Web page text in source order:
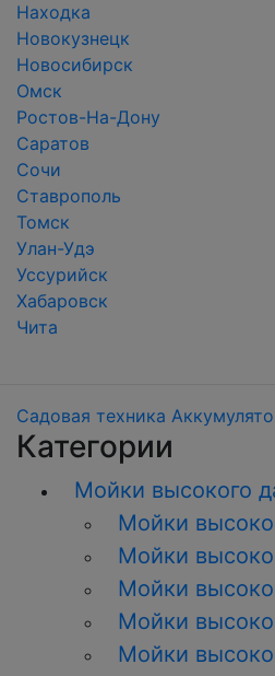
Находка
Новокузнецк
Новосибирск
Омск
Ростов-На-Дону
Саратов
Сочи
Ставрополь
Томск
Улан-Удэ
Уссурийск
Хабаровск
Чита
Садовая техника
Категории
Мойки высокого
Мойки
Мойки
Мойки
Мойки
Мойки